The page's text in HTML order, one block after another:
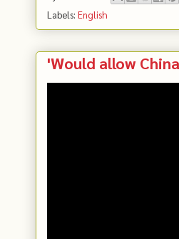
Labels: English
'Would allow